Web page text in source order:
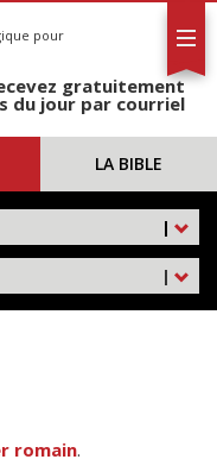
pour
gratuitement
du jour par courriel
LA BIBLE
|
|
romain.